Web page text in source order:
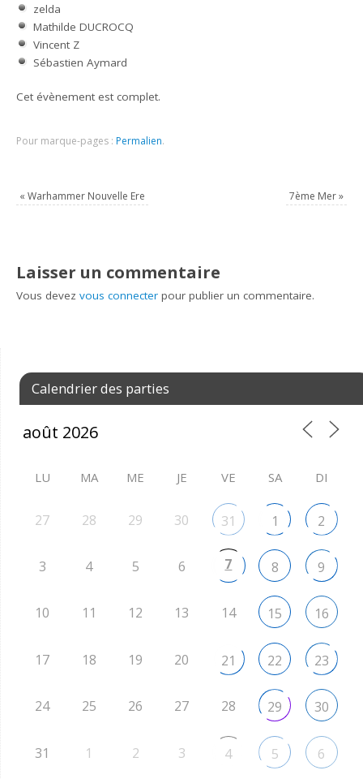
zelda
Mathilde DUCROCQ
Vincent Z
Sébastien Aymard
Cet évènement est complet.
Pour marque-pages : Permalien.
« Warhammer Nouvelle Ere 7ème Mer»
Laisser un commentaire
Vous devezvous connecter pour publier un commentaire.
Calendrier des parties
LU MA ME JE VE SA DI
27 28 29 30 31 1 2
3 4 5 6 7 8 9
10 11 12 13 14 15 16
17 18 19 20 21 22 23
24 25 26 27 28 29 30
31 1 2 3 4 5 6